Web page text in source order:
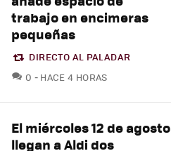
trabajo en encimeras
pequeñas
DIRECTO AL PALADAR
0 COMENTARIOS
HACE 4 HORAS
El miércoles 12 de agosto
llegan a Aldi dos